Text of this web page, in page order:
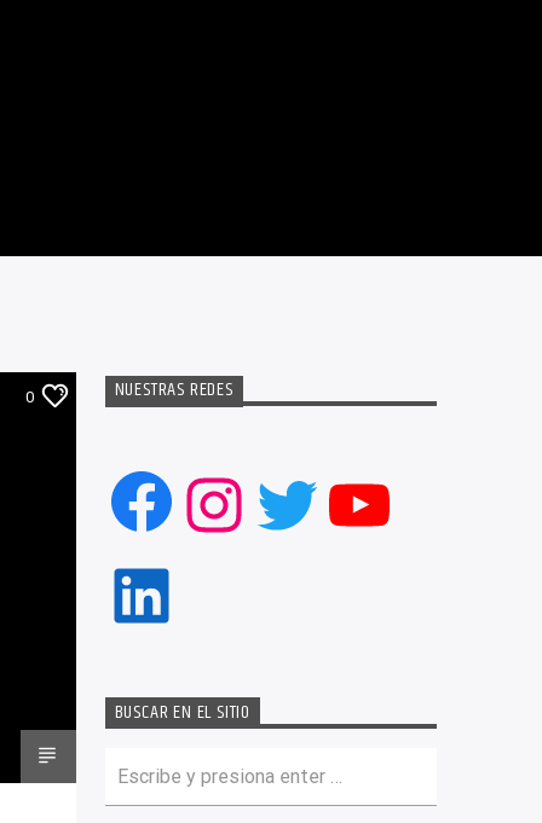
0 NUESTRAS REDES
Facebook
Instagram
Twitter
LinkedIn
BUSCAR EN EL SITIO